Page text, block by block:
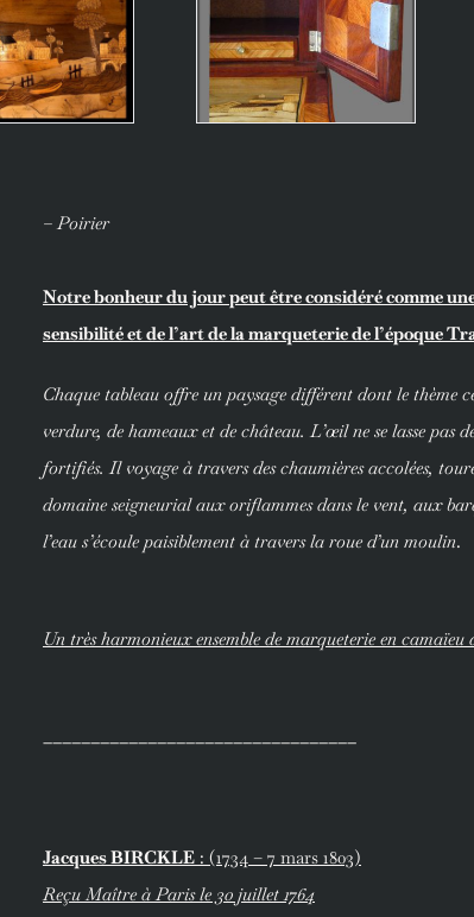
– Poirier
Notre bonheur du jour peut être considéré comme
sensibilité et de l’art de la marqueterie de l’époque
Chaque tableau offre un paysage différent dont le thème
verdure, de hameaux et de château. L’œil ne se lasse pas
fortifiés. Il voyage à travers des chaumières accolées,
domaine seigneurial aux oriflammes dans le vent, aux
l’eau s’écoule paisiblement à travers la roue d’un moulin.
Un très harmonieux ensemble de marqueterie en camaïeu
Jacques BIRCKLE : (1734 – 7 mars 1803)
Reçu Maître à Paris le 30 juillet 1764